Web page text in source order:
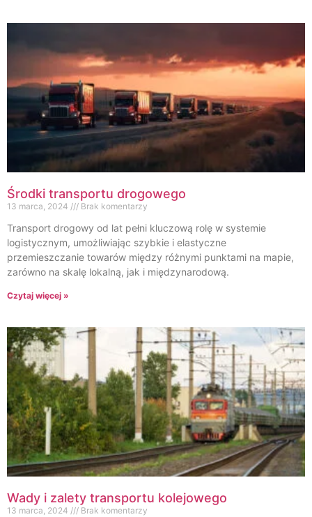
Środki transportu drogowego
13 marca, 2024 Brak komentarzy
Transport drogowy od lat pełni kluczową rolę w systemie
logistycznym, umożliwiając szybkie i elastyczne
przemieszczanie towarów między różnymi punktami na mapie,
zarówno na skalę lokalną, jak i międzynarodową.
Czytaj więcej »
Wady i zalety transportu kolejowego
13 marca, 2024 Brak komentarzy